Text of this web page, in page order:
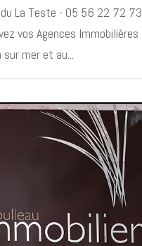
du La Teste - 05 56 22 72 73
vos Agences Immobilières
mer et au...